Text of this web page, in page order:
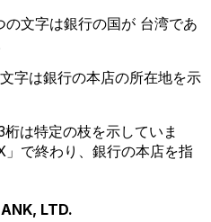
の文字は銀行の国が 台湾であ
字は銀行の本店の所在地を示
桁は特定の枝を示していま
で終わり、銀行の本店を指
LTD.